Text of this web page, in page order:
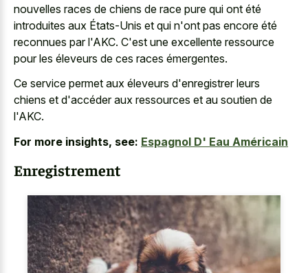
nouvelles races de chiens de race pure qui ont été
introduites aux États-Unis et qui n'ont pas encore été
reconnues par l'AKC. C'est une excellente ressource
pour les éleveurs de ces races émergentes.
Ce service permet aux éleveurs d'enregistrer leurs
chiens et d'accéder aux ressources et au soutien de
l'AKC.
For more insights, see: Espagnol D' Eau Américain
Enregistrement